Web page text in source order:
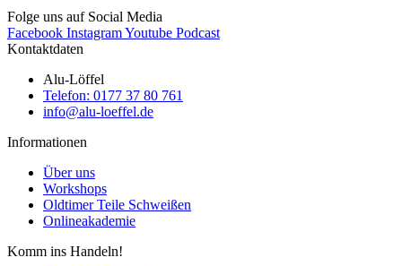
Folge uns auf Social Media
Facebook InstagramYoutube Podcast
Kontaktdaten
Alu-Löffel
Telefon: 0177 37 80 761
info@alu-loeffel.de
Informationen
Über uns
Workshops
Oldtimer Teile Schweißen
Onlineakademie
Komm ins Handeln!